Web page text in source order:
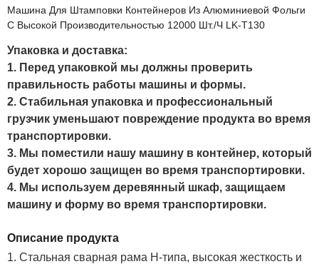
Машина Для Штамповки Контейнеров Из Алюминиевой Фольги
С Высокой Производительностью 12000 Шт./ч LK-T130
Упаковка и доставка:
1. Перед упаковкой мы должны проверить
правильность работы машины и формы.
2. Стабильная упаковка и профессиональный
грузчик уменьшают повреждение продукта во время
транспортировки.
3. Мы поместили нашу машину в контейнер, который
будет хорошо защищен во время транспортировки.
4. Мы используем деревянный шкаф, защищаем
машину и форму во время транспортировки.
Описание продукта
1. Стальная сварная рама H-типа, высокая жесткость и